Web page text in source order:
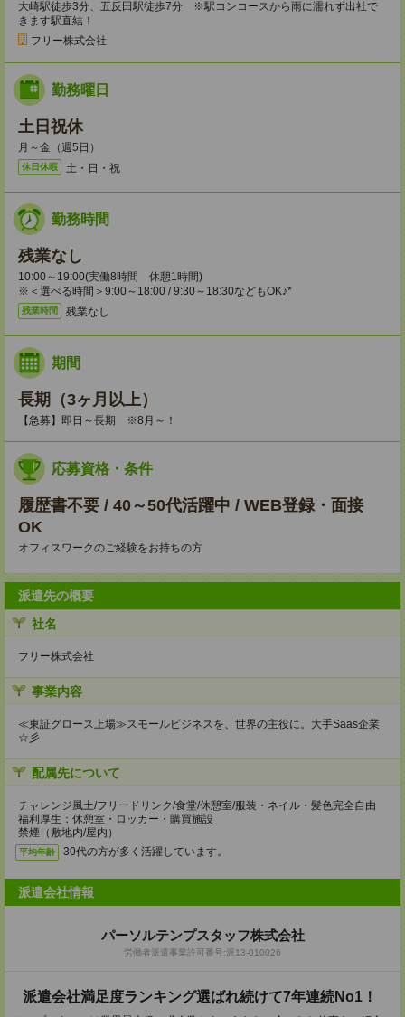
大崎駅徒歩3分、五反田駅徒歩7分 ※駅コンコースから雨に濡れず出社で
きます駅直結！
フリー株式会社
勤務曜日
土日祝休
月～金（週5日）
休日休暇 土・日・祝
勤務時間
残業なし
10:00～19:00(実働8時間 休憩1時間)
※＜選べる時間＞9:00～18:00 / 9:30～18:30などもOK♪*
残業時間 残業なし
期間
長期（3ヶ月以上）
【急募】即日～長期 ※8月～！
応募資格・条件
履歴書不要 / 40～50代活躍中 / WEB登録・面接
OK
オフィスワークのご経験をお持ちの方
派遣先の概要
社名
フリー株式会社
事業内容
≪東証グロース上場≫スモールビジネスを、世界の主役に。大手Saas企業
☆彡
配属先について
チャレンジ風土/フリードリンク/食堂/休憩室/服装・ネイル・髪色完全自由
福利厚生：休憩室・ロッカー・購買施設
禁煙（敷地内/屋内）
平均年齢 30代の方が多く活躍しています。
派遣会社情報
パーソルテンプスタッフ株式会社
労働者派遣事業許可番号:派13-010026
派遣会社満足度ランキング選ばれ続けて7年連続No1！